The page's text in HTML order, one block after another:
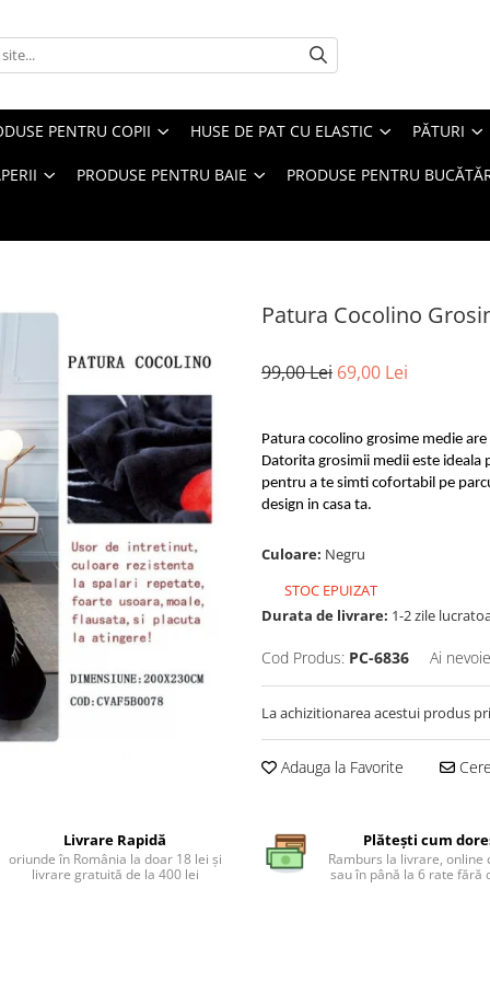
PENTRU COPII HUSE DE PAT CU ELASTIC PĂTURI
PRODUSE PENTRU BAIE PRODUSE PENTRU
Patura Cocolino
99,00 Lei 69,00 Lei
Patura cocolino grosime medie
Datorita grosimii medii este
pentru a te simti cofortabil pe
design in casa ta.
Culoare: Negru
STOC EPUIZAT
Durata de livrare: 1-2 zile
Cod Produs: PC-6836 Ai
La achizitionarea acestui produs
Adauga la Favorite
Livrare Rapidă
oriunde în România la doar 18 lei și
livrare gratuită de la 400 lei
Plătești cum
Ramburs la livrare, online
sau în până la 6 rate fără